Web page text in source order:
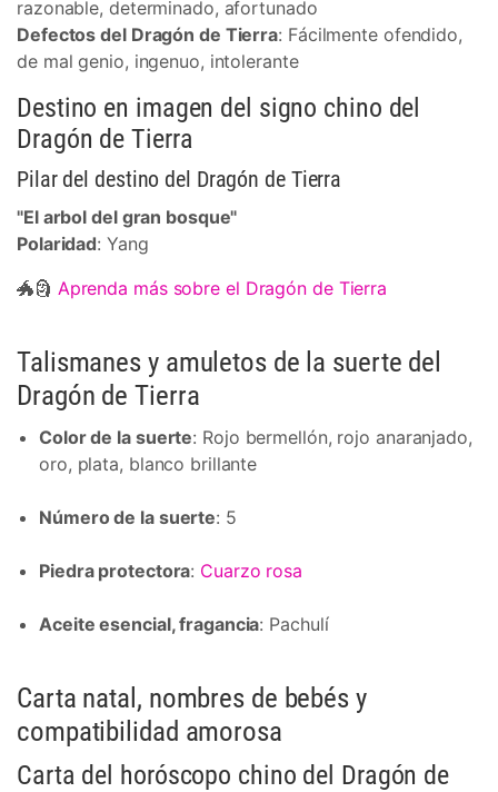
razonable, determinado, afortunado
Defectos del Dragón de Tierra: Fácilmente ofendido,
de mal genio, ingenuo, intolerante
Destino en imagen del signo chino del
Dragón de Tierra
Pilar del destino del Dragón de Tierra
"El arbol del gran bosque"
Polaridad: Yang
🐲🗿 Aprenda más sobre el Dragón de Tierra
Talismanes y amuletos de la suerte del
Dragón de Tierra
Color de la suerte: Rojo bermellón, rojo anaranjado,
oro, plata, blanco brillante
Número de la suerte: 5
Piedra protectora: Cuarzo rosa
Aceite esencial, fragancia: Pachulí
Carta natal, nombres de bebés y
compatibilidad amorosa
Carta del horóscopo chino del Dragón de